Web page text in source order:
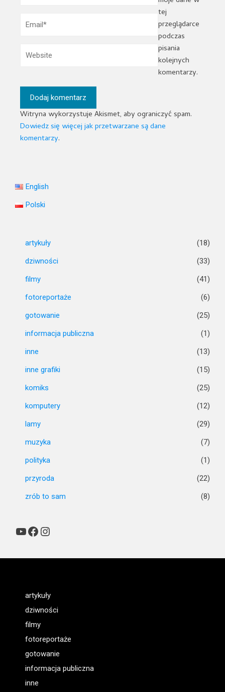
tej
przeglądarce
podczas
pisania
kolejnych
komentarzy.
Witryna wykorzystuje Akismet, aby ograniczyć spam.
Dowiedz się więcej jak przetwarzane są dane
komentarzy.
English
Polski
artykuły
(18)
dziwności
(33)
filmy
(41)
fotoreportaże
(6)
gotowanie
(25)
informacja publiczna
(1)
inne
(13)
inne grafiki
(15)
komiks
(25)
komputery
(12)
lamy
(29)
muzyka
(7)
polityka
(1)
przyroda
(22)
zrób to sam
(8)
YouTube
Facebook
Instagram
artykuły
dziwności
filmy
fotoreportaże
gotowanie
informacja publiczna
inne